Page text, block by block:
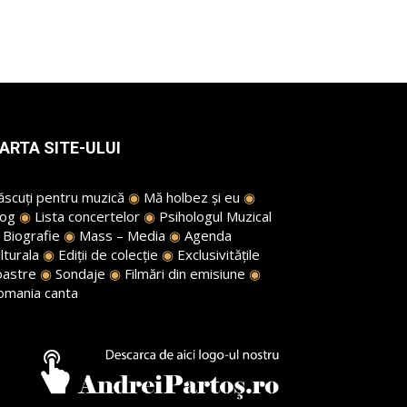
SITE-ULUI
pentru muzică ◉ Mă holbez și eu ◉
◉ Lista concertelor ◉ Psihologul Muzical
Biografie ◉ Mass – Media ◉ Agenda
◉ Ediții de colecție ◉ Exclusivitățile
◉ Sondaje ◉ Filmări din emisiune ◉
canta